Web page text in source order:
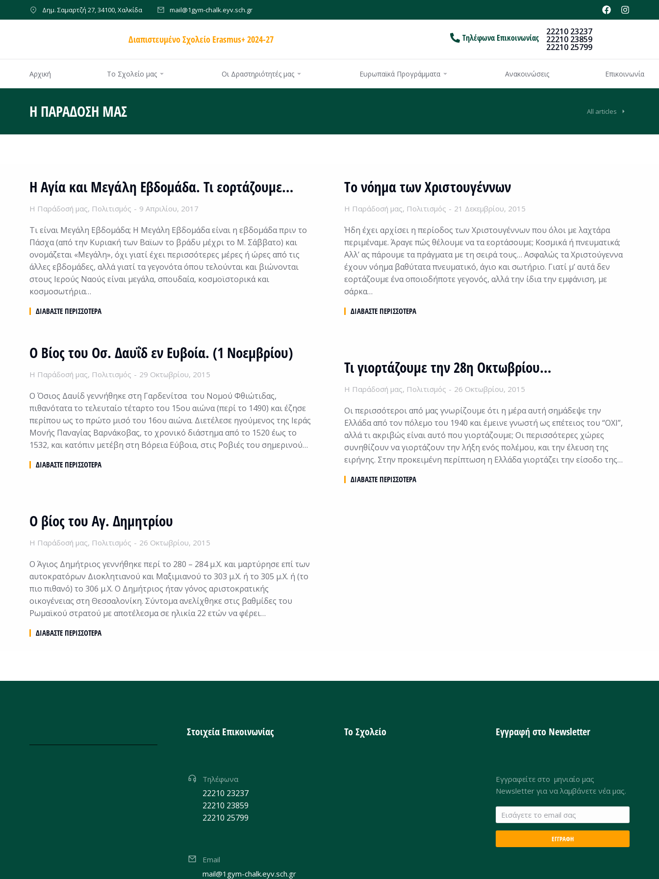
Δημ. Σαμαρτζή 27, 34100, Χαλκίδα mail@1gym-chalk.eyv.sch.gr
Διαπιστευμένο Σχολείο Erasmus+ 2024-27 Τηλέφωνα Επικοινωνίας
22210 23237
22210 23859
22210 25799
Αρχική Το Σχολείο μας Οι Δραστηριότητές μας Ευρωπαϊκά Προγράμματα Ανακοινώσεις Επικοινωνία
Η ΠΑΡΆΔΟΣΉ ΜΑΣ All articles
Η Αγία και Μεγάλη Εβδομάδα. Τι εορτάζουμε…
Η Παράδοσή μας, Πολιτισμός 9 Απριλίου, 2017
Τι είναι Μεγάλη Εβδομάδα; Η Μεγάλη Εβδομάδα είναι η εβδομάδα πριν το
Πάσχα (από την Κυριακή των Βαϊων το βράδυ μέχρι το Μ. Σάββατο) και
ονομάζεται «Μεγάλη», όχι γιατί έχει περισσότερες μέρες ή ώρες από τις
άλλες εβδομάδες, αλλά γιατί τα γεγονότα όπου τελούνται και βιώνονται
στους Ιερούς Ναούς είναι μεγάλα, σπουδαία, κοσμοϊστορικά και
κοσμοσωτήρια…
ΔΙΑΒΆΣΤΕ ΠΕΡΙΣΣΌΤΕΡΑ
Τo νόημα των Χριστουγέννων
Η Παράδοσή μας, Πολιτισμός 21 Δεκεμβρίου, 2015
Ήδη έχει αρχίσει η περίοδος των Χριστουγέννων που όλοι με λαχτάρα
περιμέναμε. Άραγε πώς θέλουμε να τα εορτάσουμε; Κοσμικά ή πνευματικά;
Αλλ’ ας πάρουμε τα πράγματα με τη σειρά τους… Ασφαλώς τα Χριστούγεννα
έχουν νόημα βαθύτατα πνευματικό, άγιο και σωτήριο. Γιατί μ’ αυτά δεν
εορτάζουμε ένα οποιοδήποτε γεγονός, αλλά την ίδια την εμφάνιση, με
σάρκα…
ΔΙΑΒΆΣΤΕ ΠΕΡΙΣΣΌΤΕΡΑ
Ο Βίος του Οσ. Δαυΐδ εν Ευβοία. (1 Νοεμβρίου)
Η Παράδοσή μας, Πολιτισμός 29 Οκτωβρίου, 2015
Ο Όσιος Δαυίδ γεννήθηκε στη Γαρδενίτσα του Νομού Φθιώτιδας,
πιθανότατα το τελευταίο τέταρτο του 15ου αιώνα (περί το 1490) και έζησε
περίπου ως το πρώτο μισό του 16ου αιώνα. Διετέλεσε ηγούμενος της Ιεράς
Μονής Παναγίας Βαρνάκοβας, το χρονικό διάστημα από το 1520 έως το
1532, και κατόπιν μετέβη στη Βόρεια Εύβοια, στις Ροβιές του σημερινού…
ΔΙΑΒΆΣΤΕ ΠΕΡΙΣΣΌΤΕΡΑ
Τι γιορτάζουμε την 28η Οκτωβρίου…
Η Παράδοσή μας, Πολιτισμός 26 Οκτωβρίου, 2015
Οι περισσότεροι από μας γνωρίζουμε ότι η μέρα αυτή σημάδεψε την
Ελλάδα από τον πόλεμο του 1940 και έμεινε γνωστή ως επέτειος του “ΟΧΙ”,
αλλά τι ακριβώς είναι αυτό που γιορτάζουμε; Οι περισσότερες χώρες
συνηθίζουν να γιορτάζουν την λήξη ενός πολέμου, και την έλευση της
ειρήνης. Στην προκειμένη περίπτωση η Ελλάδα γιορτάζει την είσοδο της…
ΔΙΑΒΆΣΤΕ ΠΕΡΙΣΣΌΤΕΡΑ
Ο βίος του Αγ. Δημητρίου
Η Παράδοσή μας, Πολιτισμός 26 Οκτωβρίου, 2015
Ο Άγιος Δημήτριος γεννήθηκε περί το 280 – 284 μ.Χ. και μαρτύρησε επί των
αυτοκρατόρων Διοκλητιανού και Μαξιμιανού το 303 μ.Χ. ή το 305 μ.Χ. ή (το
πιο πιθανό) το 306 μ.Χ. Ο Δημήτριος ήταν γόνος αριστοκρατικής
οικογένειας στη Θεσσαλονίκη. Σύντομα ανελίχθηκε στις βαθμίδες του
Ρωμαϊκού στρατού με αποτέλεσμα σε ηλικία 22 ετών να φέρει…
ΔΙΑΒΆΣΤΕ ΠΕΡΙΣΣΌΤΕΡΑ
Στοιχεία Επικοινωνίας
Τηλέφωνα
22210 23237
22210 23859
22210 25799
Email
mail@1gym-chalk.eyv.sch.gr
Το Σχολείο Εγγραφή στο Newsletter
Εγγραφείτε στο μηνιαίο μας
Newsletter για να λαμβάνετε νέα μας.
ΕΓΓΡΑΦΗ